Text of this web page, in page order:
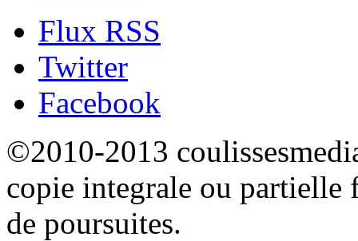
Flux RSS
Twitter
Facebook
©2010-2013
copie integrale ou partielle
de poursuites.